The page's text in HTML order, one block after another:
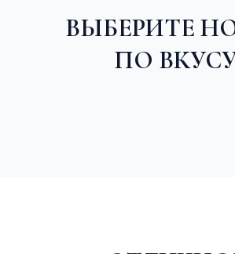
ВЫБЕРИТЕ
ПО